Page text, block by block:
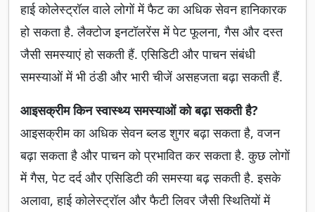
हाई कोलेस्ट्रॉल वाले लोगों में फैट का अधिक सेवन हानिकारक
हो सकता है. लैक्टोज इनटॉलरेंस में पेट फूलना, गैस और दस्त
जैसी समस्याएं हो सकती हैं. एसिडिटी और पाचन संबंधी
समस्याओं में भी ठंडी और भारी चीजें असहजता बढ़ा सकती हैं.
आइसक्रीम किन स्वास्थ्य समस्याओं को बढ़ा सकती है?
आइसक्रीम का अधिक सेवन ब्लड शुगर बढ़ा सकता है, वजन
बढ़ा सकता है और पाचन को प्रभावित कर सकता है. कुछ लोगों
में गैस, पेट दर्द और एसिडिटी की समस्या बढ़ सकती है. इसके
अलावा, हाई कोलेस्ट्रॉल और फैटी लिवर जैसी स्थितियों में